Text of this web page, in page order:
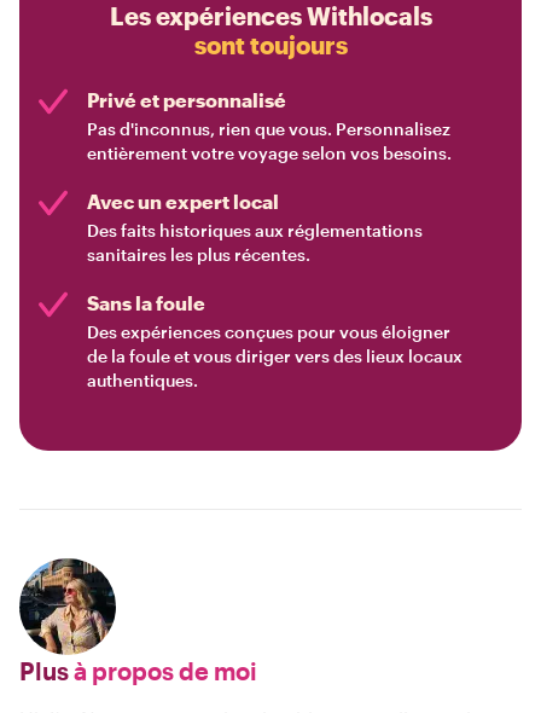
Les expériences Withlocals
sont toujours
Privé et personnalisé
Pas d'inconnus, rien que vous. Personnalisez
entièrement votre voyage selon vos besoins.
Avec un expert local
Des faits historiques aux réglementations
sanitaires les plus récentes.
Sans la foule
Des expériences conçues pour vous éloigner
de la foule et vous diriger vers des lieux locaux
authentiques.
Plusà propos de moi